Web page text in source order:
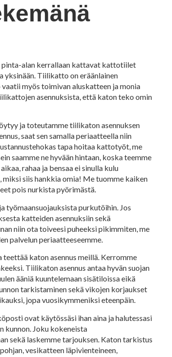
pinta-alan kerrallaan kattavat kattotiilet
yksinään. Tiilikatto on eräänlainen
myös toimivan aluskatteen ja monia
asennuksista, että katon teko omin
ja toteutamme tiilikaton asennuksen
saat sen samalla periaatteella niin
tapa hoitaa kattotyöt, me
saamme ne hyvään hintaan, koska teemme
rahaa ja bensaa ei sinulla kulu
siis hankkia omia! Me tuomme kaiken
pois nurkista pyörimästä.
työmaansuojauksista purkutöihin. Jos
katteiden asennuksiin sekä
niin ota toiveesi puheeksi pikimmiten, me
palvelun periaatteeseemme.
katon asennus meillä. Kerromme
Tiilikaton asennus antaa hyvän suojan
ääniä kuuntelemaan sisätiloissa eikä
tarkistaminen sekä vikojen korjaukset
jopa vuosikymmeniksi eteenpäin.
ovat käytössäsi ihan aina ja halutessasi
kunnon. Joku kokeneista
sekä laskemme tarjouksen. Katon tarkistus
vesikatteen läpivienteineen,